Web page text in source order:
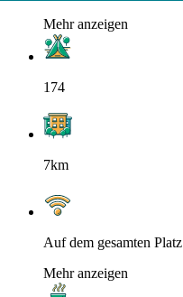
Mehr anzeigen
174
7km
Auf dem gesamten Platz
Mehr anzeigen